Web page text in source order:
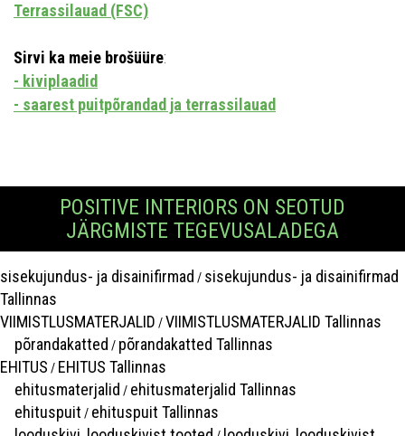
Terrassilauad (FSC)
Sirvi ka meie brošüüre:
- kiviplaadid
- saarest puitpõrandad ja terrassilauad
POSITIVE INTERIORS ON SEOTUD
JÄRGMISTE TEGEVUSALADEGA
sisekujundus- ja disainifirmad / sisekujundus- ja disainifirmad
Tallinnas
VIIMISTLUSMATERJALID /VIIMISTLUSMATERJALID Tallinnas
põrandakatted / põrandakatted Tallinnas
EHITUS / EHITUS Tallinnas
ehitusmaterjalid / ehitusmaterjalid Tallinnas
ehituspuit / ehituspuit Tallinnas